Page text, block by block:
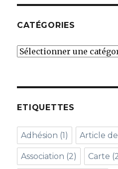
CATÉGORIES
Catégories
ETIQUETTES
Adhésion (1) Article
Association (2) Carte